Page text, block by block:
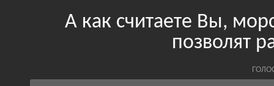
А как считаете Вы,
позволят